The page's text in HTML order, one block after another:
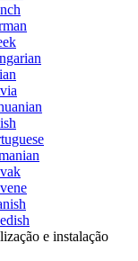
e instalação